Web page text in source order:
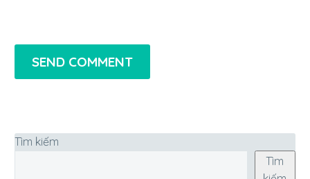
SEND COMMENT
Tìm kiếm
Tìm